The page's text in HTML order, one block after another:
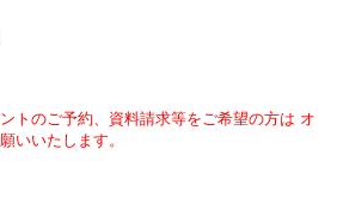
トのご予約、資料請求等をご希望の方は オ
いいたします。